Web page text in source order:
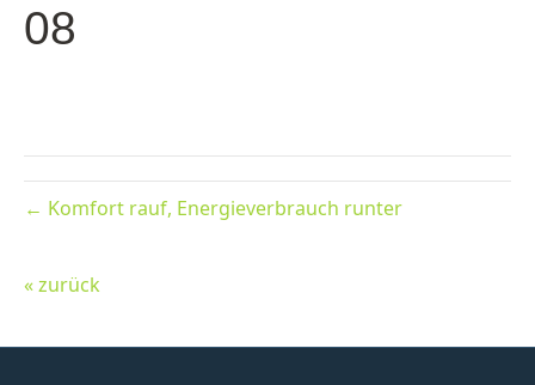
08
← Komfort rauf, Energieverbrauch runter
« zurück